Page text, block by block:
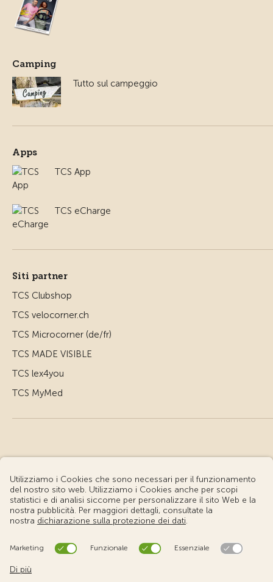
Camping
Tutto sul campeggio
Apps
TCS App
TCS eCharge
Siti partner
TCS Clubshop
TCS velocorner.ch
TCS Microcorner (de/fr)
TCS MADE VISIBLE
TCS lex4you
TCS MyMed
© Touring Club Svizzero
Condizioni d'uso – Informazioni giuridiche